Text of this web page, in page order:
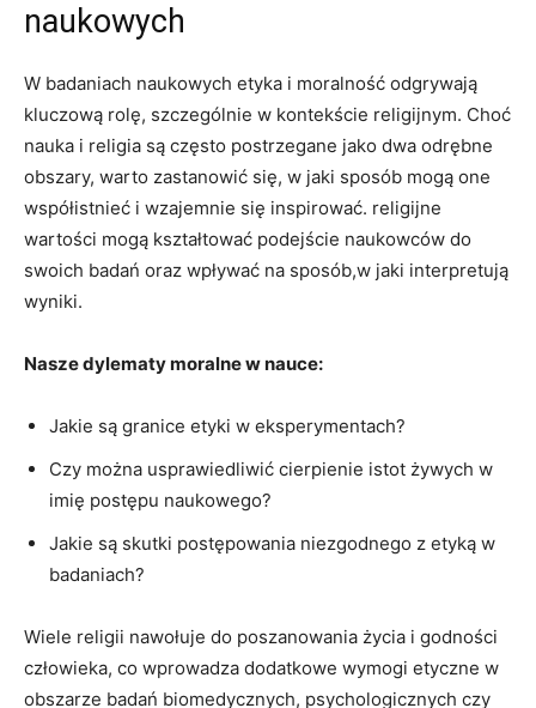
naukowych
W badaniach naukowych etyka i moralność odgrywają
kluczową rolę, szczególnie w kontekście religijnym. Choć
nauka i religia są często postrzegane jako dwa odrębne
obszary, warto zastanowić się, w jaki sposób mogą one
współistnieć i wzajemnie się inspirować. religijne
wartości mogą kształtować podejście naukowców do
swoich badań oraz wpływać na sposób,w jaki interpretują
wyniki.
Nasze dylematy moralne w nauce:
Jakie są granice etyki w eksperymentach?
Czy można usprawiedliwić cierpienie istot żywych w
imię postępu naukowego?
Jakie są skutki postępowania niezgodnego z etyką w
badaniach?
Wiele religii nawołuje do poszanowania życia i godności
człowieka, co wprowadza dodatkowe wymogi etyczne w
obszarze badań biomedycznych, psychologicznych czy